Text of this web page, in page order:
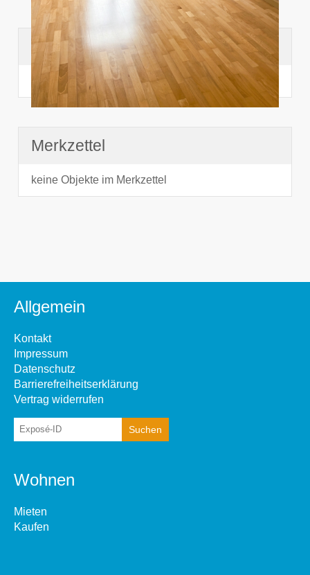
Suchhistorie
noch nichts angesehen
Merkzettel
keine Objekte im Merkzettel
Allgemein
Kontakt
Impressum
Datenschutz
Barrierefreiheitserklärung
Vertrag widerrufen
Wohnen
Mieten
Kaufen